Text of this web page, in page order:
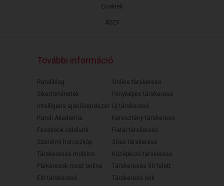
ÁSZF
Cookiek
További információ
Randiblog
Sikertörténetek
Intelligens ajánlórendszer
Randi Akadémia
Facebook oldalunk
Szerelmi horoszkóp
Társkeresés mobilon
Párkeresők most online
Elit társkereső
Online társkereső
Fényképes társkereső
Új társkereső
Keresztény társkereső
Fiatal társkereső
30as társkereső
Középkorú társkereső
Társkeresés 50 felett
Társkereső nők